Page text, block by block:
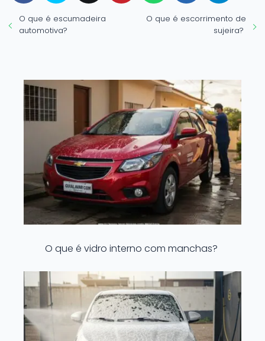
O que é escumadeira
automotiva?
O que é escorrimento de
sujeira?
O que é vidro interno com manchas?